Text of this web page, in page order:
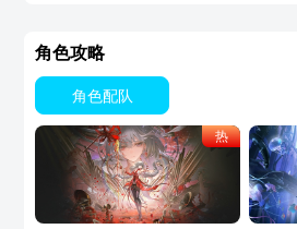
角色攻略
角色配队
热